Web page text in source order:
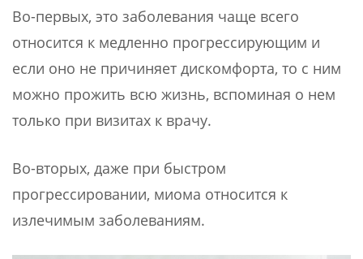
Во-первых, это заболевания чаще всего
относится к медленно прогрессирующим и
если оно не причиняет дискомфорта, то с ним
можно прожить всю жизнь, вспоминая о нем
только при визитах к врачу.
Во-вторых, даже при быстром
прогрессировании, миома относится к
излечимым заболеваниям.